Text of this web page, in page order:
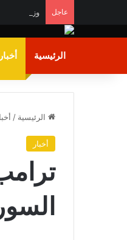
عاجل وزير
الرئيسية أخبار
الرئيسية /
أخبار